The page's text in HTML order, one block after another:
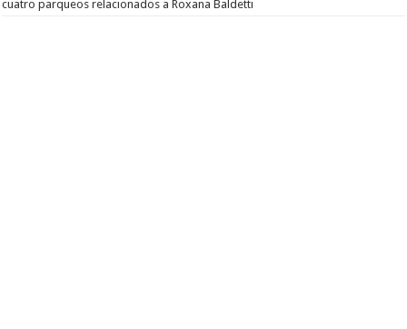
cuatro parqueos relacionados a Roxana Baldetti